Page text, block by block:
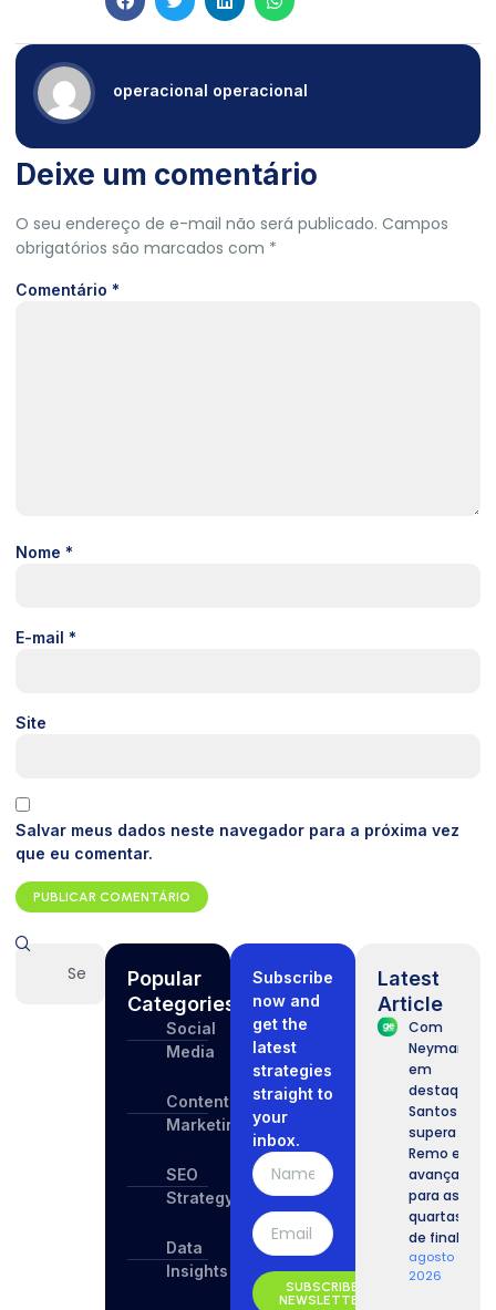
operacional operacional
Deixe um comentário
O seu endereço de e-mail não será publicado. Campos
obrigatórios são marcados com *
Comentário *
Nome *
E-mail *
Site
Salvar meus dados neste navegador para a próxima vez
que eu comentar.
Popular
Categories
Social
Media
Content
Marketing
SEO
Strategy
Data
Insights
Subscribe
now and
get the
latest
strategies
straight to
your
inbox.
SUBSCRIBE
NEWSLETTER
Latest
Article
Com
Neymar
em
destaque,
Santos
supera o
Remo e
avança
para as
quartas
de final.
agosto 6,
2026